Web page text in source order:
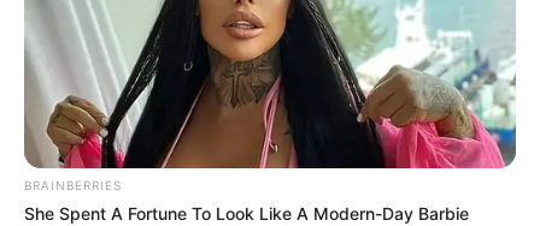
TEMAS DESTACADOS
RECIBO DEL AGUA
LOCALIDAD DE USAQUÉN
CUNDINAMARCA
DESAPARECIDOS
CORTES DE LUZ
LOCALIDAD DE ENGATIVÁ
REGIOTRAM DE OCCIDENTE
LOCALIDAD DE SUBA
BRAINBERRIES
She Spent A Fortune To Look Like A Modern-Day Barbie